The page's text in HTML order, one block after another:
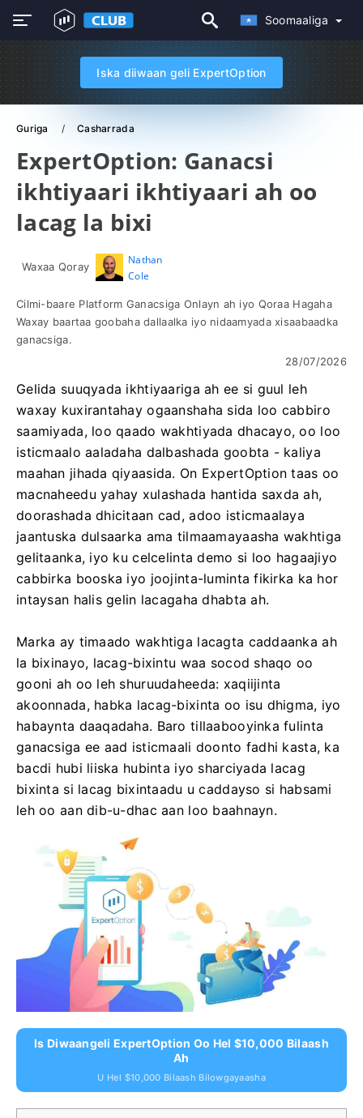
Soomaaliga
Iska diiwaan geli ExpertOption
Guriga Casharrada
ExpertOption: Ganacsi
ikhtiyaari ikhtiyaari ah oo
lacag la bixi
Waxaa Qoray
Nathan
Cole
Cilmi-baare Platform Ganacsiga Onlayn ah iyo Qoraa Hagaha
Waxay baartaa goobaha dallaalka iyo nidaamyada xisaabaadka
ganacsiga.
28/07/2026
Gelida suuqyada ikhtiyaariga ah ee si guul leh
waxay kuxirantahay ogaanshaha sida loo cabbiro
saamiyada, loo qaado wakhtiyada dhacayo, oo loo
isticmaalo aaladaha dalbashada goobta - kaliya
maahan jihada qiyaasida. On ExpertOption taas oo
macnaheedu yahay xulashada hantida saxda ah,
doorashada dhicitaan cad, adoo isticmaalaya
jaantuska dulsaarka ama tilmaamayaasha wakhtiga
gelitaanka, iyo ku celcelinta demo si loo hagaajiyo
cabbirka booska iyo joojinta-luminta fikirka ka hor
intaysan halis gelin lacagaha dhabta ah.
Marka ay timaado wakhtiga lacagta caddaanka ah
la bixinayo, lacag-bixintu waa socod shaqo oo
gooni ah oo leh shuruudaheeda: xaqiijinta
akoonnada, habka lacag-bixinta oo isu dhigma, iyo
habaynta daaqadaha. Baro tillaabooyinka fulinta
ganacsiga ee aad isticmaali doonto fadhi kasta, ka
bacdi hubi liiska hubinta iyo sharciyada lacag
bixinta si lacag bixintaadu u caddayso si habsami
leh oo aan dib-u-dhac aan loo baahnayn.
Is Diwaangeli ExpertOption Oo Hel $10,000 Bilaash
Ah
U Hel $10,000 Bilaash Bilowgayaasha